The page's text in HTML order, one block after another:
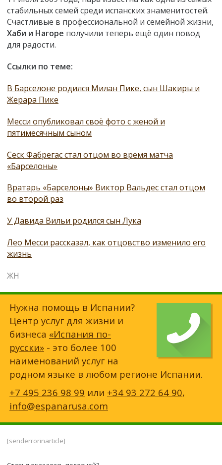
стабильных семей среди испанских знаменитостей.
Счастливые в профессиональной и семейной жизни,
Хаби и Нагоре получили теперь ещё один повод
для радости.
Ссылки по теме:
В Барселоне родился Милан Пике, сын Шакиры и
Жерара Пике
Месси опубликовал своё фото с женой и
пятимесячным сыном
Сеск Фабрегас стал отцом во время матча
«Барселоны»
Вратарь «Барселоны» Виктор Вальдес стал отцом
во второй раз
У Давида Вильи родился сын Лука
Лео Месси рассказал, как отцовство изменило его
жизнь
ЖН
Нужна помощь в Испании?
Центр услуг для жизни и
бизнеса «Испания по-
русски» - это более 100
наименований услуг на
родном языке в любом регионе Испании.
+7 495 236 98 99 или +34 93 272 64 90,
info@espanarusa.com
[senderrorinarticle]